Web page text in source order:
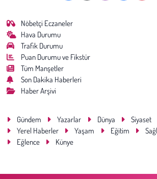
Nöbetçi Eczaneler
Hava Durumu
Trafik Durumu
Puan Durumu ve Fikstür
Tüm Manşetler
Son Dakika Haberleri
Haber Arşivi
Gündem Yazarlar Dünya Siyaset
Yerel Haberler
Yaşam Eğitim
Eğlence
Künye